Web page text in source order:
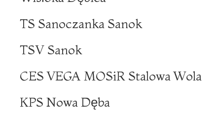
TS Sanoczanka Sanok
TSV Sanok
CES VEGA MOSiR Stalowa Wola
KPS Nowa Dęba